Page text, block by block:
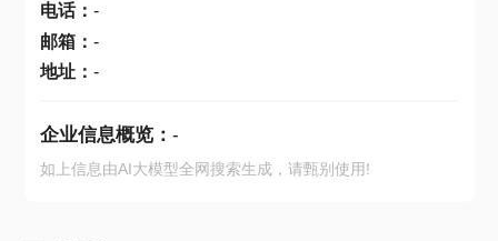
电话： -
邮箱： -
地址： -
企业信息概览： -
如上信息由AI大模型全网搜索生成，请甄别使用!